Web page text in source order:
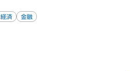
済 金融